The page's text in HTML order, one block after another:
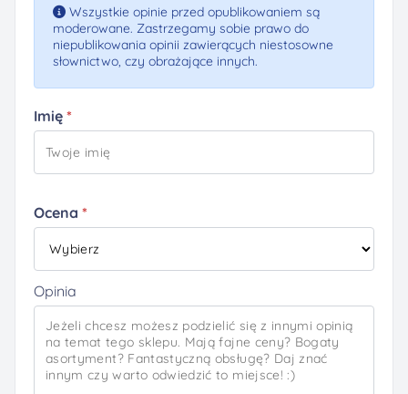
Wszystkie opinie przed opublikowaniem są
moderowane. Zastrzegamy sobie prawo do
niepublikowania opinii zawierących niestosowne
słownictwo, czy obrażające innych.
Imię
Ocena
Opinia